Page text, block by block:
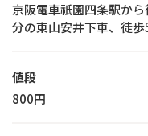
京阪電車祇園四条駅か
分の東山安井下車、徒
値段
800円